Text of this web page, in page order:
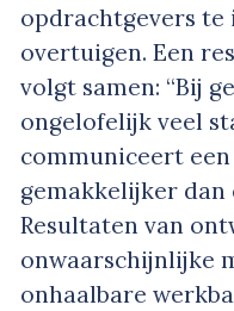
opdrachtgevers
overtuigen. Een
volgt samen: “Bij
ongelofelijk veel
communiceert
gemakkelijker dan
Resultaten van
onwaarschijnlijke
onhaalbare